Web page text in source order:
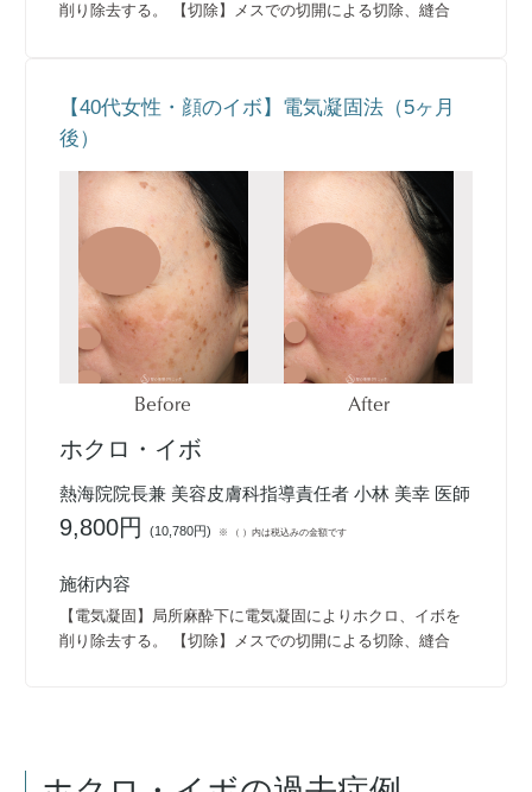
削り除去する。 【切除】メスでの切開による切除、縫合
【40代女性・顔のイボ】電気凝固法（5ヶ月
後）
Before After
ホクロ・イボ
熱海院院長兼 美容皮膚科指導責任者 小林 美幸 医師
9,800円(10,780円) ※ （ ）内は税込みの金額です
施術内容
【電気凝固】局所麻酔下に電気凝固によりホクロ、イボを
削り除去する。 【切除】メスでの切開による切除、縫合